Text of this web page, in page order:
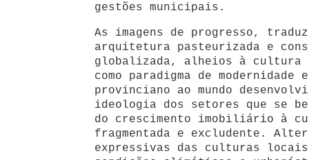
gestões municipais.
As imagens de progresso,
arquitetura pasteurizada e
globalizada, alheios à cultura
como paradigma de modernidade
provinciano ao mundo
ideologia dos setores que se
do crescimento imobiliário à
fragmentada e excludente.
expressivas das culturas